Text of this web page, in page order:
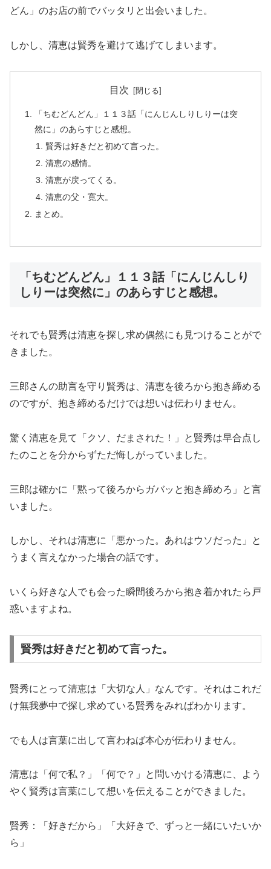
どん」のお店の前でバッタリと出会いました。
しかし、清恵は賢秀を避けて逃げてしまいます。
目次
「ちむどんどん」１１３話「にんじんしりしりーは突
然に」のあらすじと感想。
賢秀は好きだと初めて言った。
清恵の感情。
清恵が戻ってくる。
清恵の父・寛大。
まとめ。
「ちむどんどん」１１３話「にんじんしり
しりーは突然に」のあらすじと感想。
それでも賢秀は清恵を探し求め偶然にも見つけることがで
きました。
三郎さんの助言を守り賢秀は、清恵を後ろから抱き締める
のですが、抱き締めるだけでは想いは伝わりません。
驚く清恵を見て「クソ、だまされた！」と賢秀は早合点し
たのことを分からずただ悔しがっていました。
三郎は確かに「黙って後ろからガバッと抱き締めろ」と言
いました。
しかし、それは清恵に「悪かった。あれはウソだった」と
うまく言えなかった場合の話です。
いくら好きな人でも会った瞬間後ろから抱き着かれたら戸
惑いますよね。
賢秀は好きだと初めて言った。
賢秀にとって清恵は「大切な人」なんです。それはこれだ
け無我夢中で探し求めている賢秀をみればわかります。
でも人は言葉に出して言わねば本心が伝わりません。
清恵は「何で私？」「何で？」と問いかける清恵に、よう
やく賢秀は言葉にして想いを伝えることができました。
賢秀：「好きだから」「大好きで、ずっと一緒にいたいか
ら」